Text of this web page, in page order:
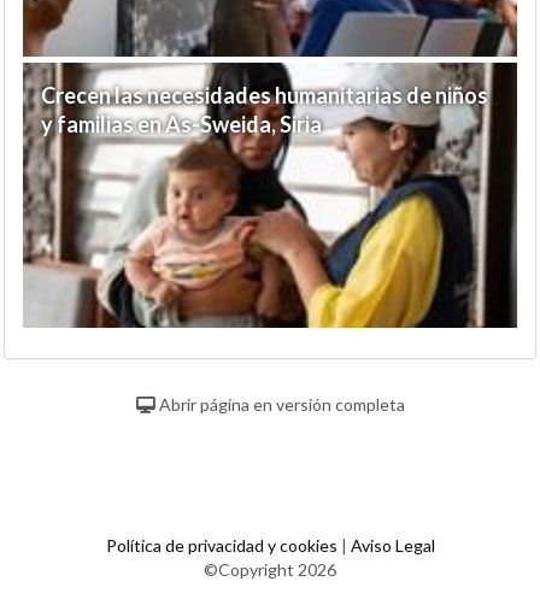
Crecen las necesidades humanitarias de niños
y familias en As-Sweida, Siria
Abrir página en versión completa
Política de privacidad y cookies | Aviso Legal
©Copyright 2026